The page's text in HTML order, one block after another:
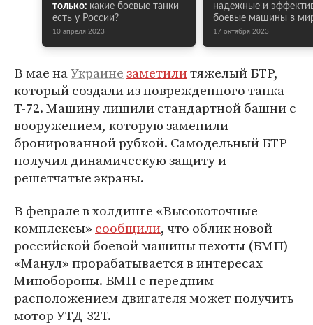
только: какие боевые танки
есть у России?
10 апреля 2023
надежные и
боевые машины в
17 октября 2023
В мае наУкраинезаметилитяжелый БТР,
который создали из поврежденного танка
Т-72. Машину лишили стандартной башни с
вооружением, которую заменили
бронированной рубкой. Самодельный БТР
получил динамическую защиту и
решетчатые экраны.
В феврале в холдинге «Высокоточные
комплексы» сообщили, что облик новой
российской боевой машины пехоты (БМП)
«Манул» прорабатывается в интересах
Минобороны. БМП с передним
расположением двигателя может получить
мотор УТД-32Т.